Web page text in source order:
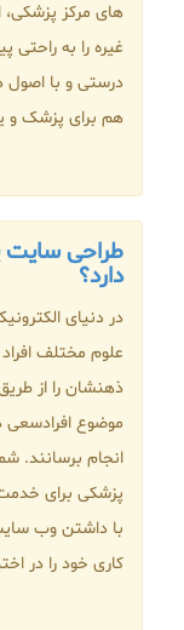
های مرکز
غیره را به
درستی و با اصول
هم برای پزشک و
طراحی سایت
دارد؟
در دنیای
علوم مختلف
ذهنشان را از
موضوع افرادسعی
انجام برسانند.
پزشکی برای خدمت
با داشتن وب سایت
کاری خود را در